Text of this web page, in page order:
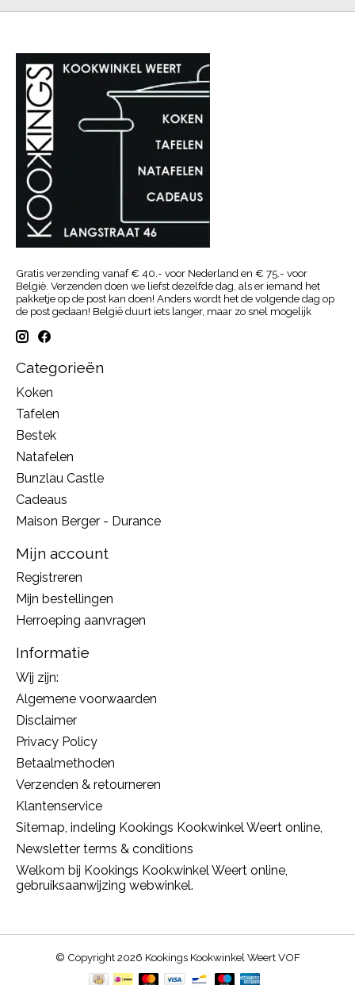
Gratis verzending vanaf € 40.- voor Nederland en € 75.- voor
België. Verzenden doen we liefst dezelfde dag, als er iemand het
pakketje op de post kan doen! Anders wordt het de volgende dag op
de post gedaan! België duurt iets langer, maar zo snel mogelijk
Categorieën
Koken
Tafelen
Bestek
Natafelen
Bunzlau Castle
Cadeaus
Maison Berger - Durance
Mijn account
Registreren
Mijn bestellingen
Herroeping aanvragen
Informatie
Wij zijn:
Algemene voorwaarden
Disclaimer
Privacy Policy
Betaalmethoden
Verzenden & retourneren
Klantenservice
Sitemap, indeling Kookings Kookwinkel Weert online,
Newsletter terms & conditions
Welkom bij Kookings Kookwinkel Weert online,
gebruiksaanwijzing webwinkel.
© Copyright 2026 Kookings Kookwinkel Weert VOF